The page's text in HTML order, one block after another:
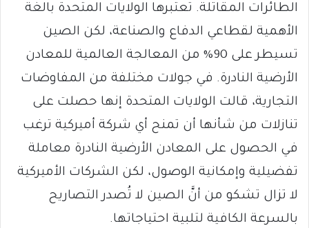
الطائرات المقاتلة. تعتبرها الولايات المتحدة بالغة
الأهمية لقطاعي الدفاع والصناعة، لكن الصين
تسيطر على 90% من المعالجة العالمية للمعادن
الأرضية النادرة. في جولات مختلفة من المفاوضات
التجارية، قالت الولايات المتحدة إنها حصلت على
تنازلات من شأنها أن تمنح أي شركة أميركية ترغب
في الحصول على المعادن الأرضية النادرة معاملة
تفضيلية وإمكانية الوصول، لكن الشركات الأميركية
لا تزال تشكو من أنَّ الصين لا تُصدر التصاريح
بالسرعة الكافية لتلبية احتياجاتها.